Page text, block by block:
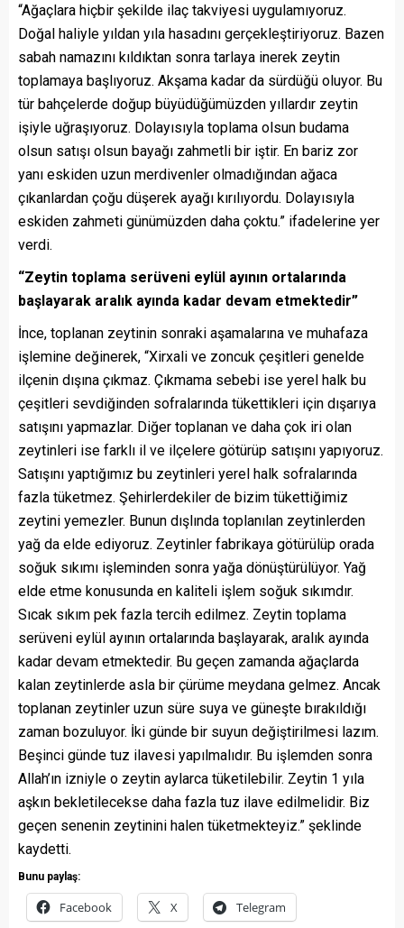
“Ağaçlara hiçbir şekilde ilaç takviyesi uygulamıyoruz.
Doğal haliyle yıldan yıla hasadını gerçekleştiriyoruz. Bazen
sabah namazını kıldıktan sonra tarlaya inerek zeytin
toplamaya başlıyoruz. Akşama kadar da sürdüğü oluyor. Bu
tür bahçelerde doğup büyüdüğümüzden yıllardır zeytin
işiyle uğraşıyoruz. Dolayısıyla toplama olsun budama
olsun satışı olsun bayağı zahmetli bir iştir. En bariz zor
yanı eskiden uzun merdivenler olmadığından ağaca
çıkanlardan çoğu düşerek ayağı kırılıyordu. Dolayısıyla
eskiden zahmeti günümüzden daha çoktu.” ifadelerine yer
verdi.
“Zeytin toplama serüveni eylül ayının ortalarında
başlayarak aralık ayında kadar devam etmektedir”
İnce, toplanan zeytinin sonraki aşamalarına ve muhafaza
işlemine değinerek, “Xirxali ve zoncuk çeşitleri genelde
ilçenin dışına çıkmaz. Çıkmama sebebi ise yerel halk bu
çeşitleri sevdiğinden sofralarında tükettikleri için dışarıya
satışını yapmazlar. Diğer toplanan ve daha çok iri olan
zeytinleri ise farklı il ve ilçelere götürüp satışını yapıyoruz.
Satışını yaptığımız bu zeytinleri yerel halk sofralarında
fazla tüketmez. Şehirlerdekiler de bizim tükettiğimiz
zeytini yemezler. Bunun dışlında toplanılan zeytinlerden
yağ da elde ediyoruz. Zeytinler fabrikaya götürülüp orada
soğuk sıkımı işleminden sonra yağa dönüştürülüyor. Yağ
elde etme konusunda en kaliteli işlem soğuk sıkımdır.
Sıcak sıkım pek fazla tercih edilmez. Zeytin toplama
serüveni eylül ayının ortalarında başlayarak, aralık ayında
kadar devam etmektedir. Bu geçen zamanda ağaçlarda
kalan zeytinlerde asla bir çürüme meydana gelmez. Ancak
toplanan zeytinler uzun süre suya ve güneşte bırakıldığı
zaman bozuluyor. İki günde bir suyun değiştirilmesi lazım.
Beşinci günde tuz ilavesi yapılmalıdır. Bu işlemden sonra
Allah’ın izniyle o zeytin aylarca tüketilebilir. Zeytin 1 yıla
aşkın bekletilecekse daha fazla tuz ilave edilmelidir. Biz
geçen senenin zeytinini halen tüketmekteyiz.” şeklinde
kaydetti.
Bunu paylaş:
Facebook X Telegram